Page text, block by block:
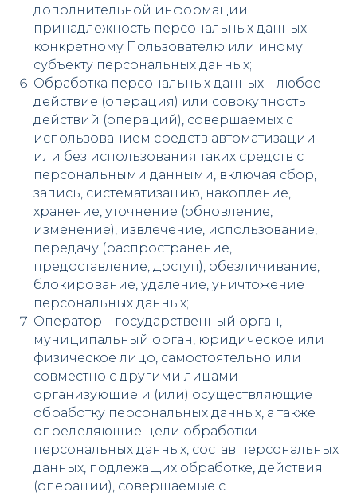
дополнительной информации
принадлежность персональных данных
конкретному Пользователю или иному
субъекту персональных данных;
Обработка персональных данных – любое
действие (операция) или совокупность
действий (операций), совершаемых с
использованием средств автоматизации
или без использования таких средств с
персональными данными, включая сбор,
запись, систематизацию, накопление,
хранение, уточнение (обновление,
изменение), извлечение, использование,
передачу (распространение,
предоставление, доступ), обезличивание,
блокирование, удаление, уничтожение
персональных данных;
Оператор – государственный орган,
муниципальный орган, юридическое или
физическое лицо, самостоятельно или
совместно с другими лицами
организующие и (или) осуществляющие
обработку персональных данных, а также
определяющие цели обработки
персональных данных, состав персональных
данных, подлежащих обработке, действия
(операции), совершаемые с